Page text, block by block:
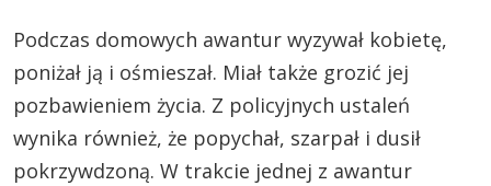
Podczas domowych awantur wyzywał kobietę,
poniżał ją i ośmieszał. Miał także grozić jej
pozbawieniem życia. Z policyjnych ustaleń
wynika również, że popychał, szarpał i dusił
pokrzywdzoną. W trakcie jednej z awantur